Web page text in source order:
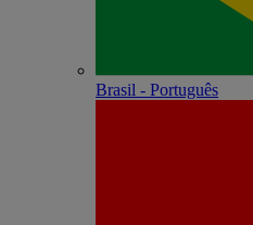
Brasil - Português